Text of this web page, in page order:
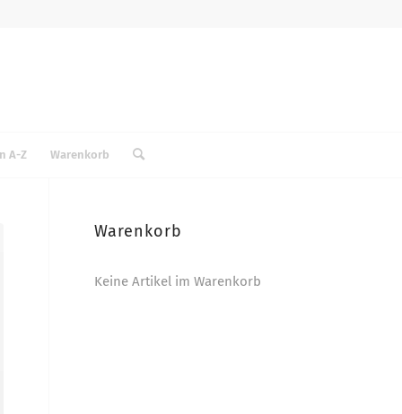
A-Z Warenkorb
Warenkorb
Keine Artikel im Warenkorb